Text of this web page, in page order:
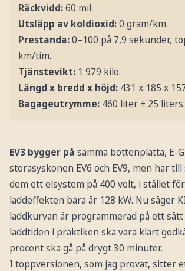
Räckvidd:60 mil.
Utsläpp av koldioxid:0 gram/km.
Prestanda:0–100 på 7,9 sekunder,
km/tim.
Tjänstevikt: 1 979 kilo.
Längd x bredd x höjd: 431 x 185 x
Bagageutrymme: 460 liter + 25
EV3 bygger på samma bottenplatta, E-
storasyskonen EV6 och EV9, men har
dem ett elsystem på 400 volt, i stället
laddeffekten bara är 128 kW. Nu säger
laddkurvan är programmerad på ett
laddtiden i praktiken ska vara klart
procent ska gå på drygt 30 minuter.
I toppversionen, som jag provat, sitter